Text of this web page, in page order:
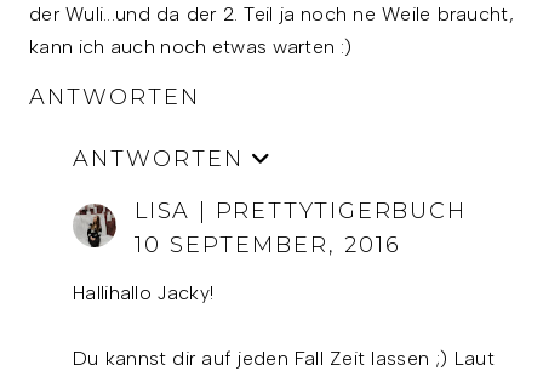
der Wuli...und da der 2. Teil ja noch ne Weile braucht,
kann ich auch noch etwas warten :)
ANTWORTEN
ANTWORTEN
LISA | PRETTYTIGERBUCH
10 SEPTEMBER, 2016
Hallihallo Jacky!
Du kannst dir auf jeden Fall Zeit lassen ;) Laut